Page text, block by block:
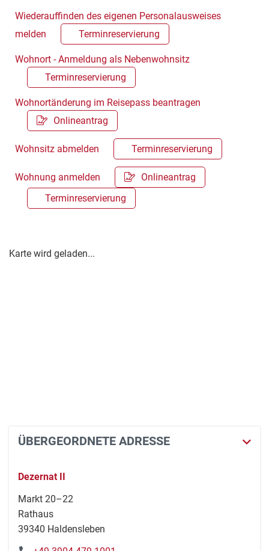
Wiederauffinden des eigenen Personalausweises
melden
Terminreservierung
Wohnort - Anmeldung als Nebenwohnsitz
Terminreservierung
Wohnortänderung im Reisepass beantragen
Onlineantrag
Wohnsitz abmelden Terminreservierung
Wohnung anmelden
Onlineantrag
Terminreservierung
Karte wird geladen...
ÜBERGEORDNETE ADRESSE
Dezernat II
Markt 20–22
Rathaus
39340 Haldensleben